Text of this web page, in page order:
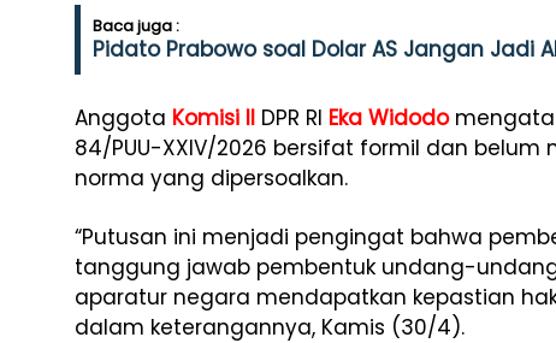
Baca juga :
Pidato Prabowo soal Dolar AS Jangan Jadi
Anggota Komisi II DPR RI Eka Widodo
84/PUU-XXIV/2026 bersifat formil dan
norma yang dipersoalkan.
“Putusan ini menjadi pengingat bahwa
tanggung jawab pembentuk undang-
aparatur negara mendapatkan kepastian
dalam keterangannya, Kamis (30/4).